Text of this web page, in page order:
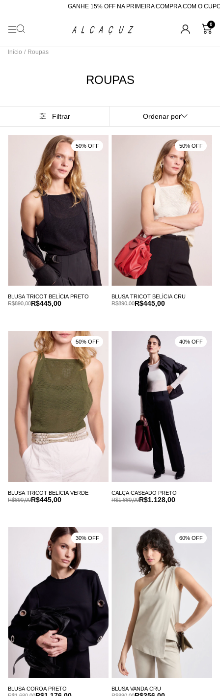
GANHE 15% OFF NA PRIMEIRA COMPRA COM O CUPOM "BEMVINDA"
0
Início / Roupas
ROUPAS
Filtrar Ordenar por
BLUSA TRICOT BELÍCIA PRETO
R$445,00
R$890,00
50% OFF
BLUSA TRICOT BELÍCIA CRU
R$445,00
R$890,00
50% OFF
BLUSA TRICOT BELÍCIA VERDE
R$445,00
R$890,00
50% OFF
CALÇA CASEADO PRETO
R$1.128,00
R$1.880,00
40% OFF
BLUSA COROA PRETO
30% OFF
BLUSA VANDA CRU
60% OFF